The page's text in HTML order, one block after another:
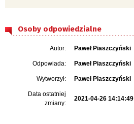
Osoby odpowiedzialne
Autor: Paweł Piaszczyński
Odpowiada: Paweł Piaszczyński
Wytworzył: Paweł Piaszczyński
Data ostatniej
zmiany:
2021-04-26 14:14:49